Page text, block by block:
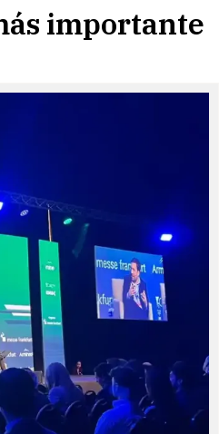
importante